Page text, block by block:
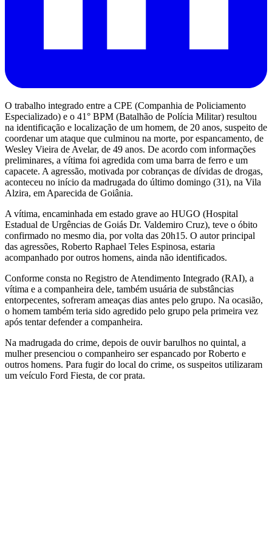
O trabalho integrado entre a CPE (Companhia de Policiamento
Especializado) e o 41° BPM (Batalhão de Polícia Militar) resultou
na identificação e localização de um homem, de 20 anos, suspeito de
coordenar um ataque que culminou na morte, por espancamento, de
Wesley Vieira de Avelar, de 49 anos. De acordo com informações
preliminares, a vítima foi agredida com uma barra de ferro e um
capacete. A agressão, motivada por cobranças de dívidas de drogas,
aconteceu no início da madrugada do último domingo (31), na Vila
Alzira, em Aparecida de Goiânia.
A vítima, encaminhada em estado grave ao HUGO (Hospital
Estadual de Urgências de Goiás Dr. Valdemiro Cruz), teve o óbito
confirmado no mesmo dia, por volta das 20h15. O autor principal
das agressões, Roberto Raphael Teles Espinosa, estaria
acompanhado por outros homens, ainda não identificados.
Conforme consta no Registro de Atendimento Integrado (RAI), a
vítima e a companheira dele, também usuária de substâncias
entorpecentes, sofreram ameaças dias antes pelo grupo. Na ocasião,
o homem também teria sido agredido pelo grupo pela primeira vez
após tentar defender a companheira.
Na madrugada do crime, depois de ouvir barulhos no quintal, a
mulher presenciou o companheiro ser espancado por Roberto e
outros homens. Para fugir do local do crime, os suspeitos utilizaram
um veículo Ford Fiesta, de cor prata.